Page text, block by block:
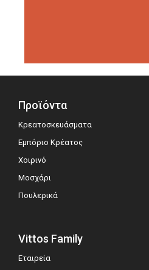
Προϊόντα
Κρεατοσκευάσματα
Εμπόριο Κρέατος
Χοιρινό
Μοσχάρι
Πουλερικά
Vittos Family
Εταιρεία